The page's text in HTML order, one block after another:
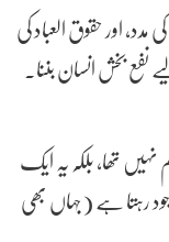
اور حقوق العباد کی
بخش انسان بننا۔
نام نہیں تھا، بلکہ یہ ایک
رہتا ہے (جہاں بھی